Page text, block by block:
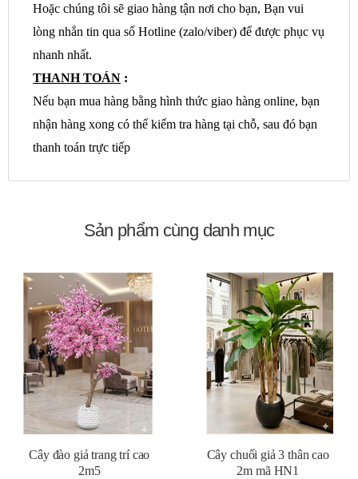
Hoặc chúng tôi sẽ giao hàng tận nơi cho bạn, Bạn vui
lòng nhắn tin qua số Hotline (zalo/viber) để được phục vụ
nhanh nhất.
THANH TOÁN :
Nếu bạn mua hàng bằng hình thức giao hàng online, bạn
nhận hàng xong có thể kiểm tra hàng tại chỗ, sau đó bạn
thanh toán trực tiếp
Sản phẩm cùng danh mục
Cây đào giả trang trí cao
2m5
Cây chuối giả 3 thân cao
2m mã HN1